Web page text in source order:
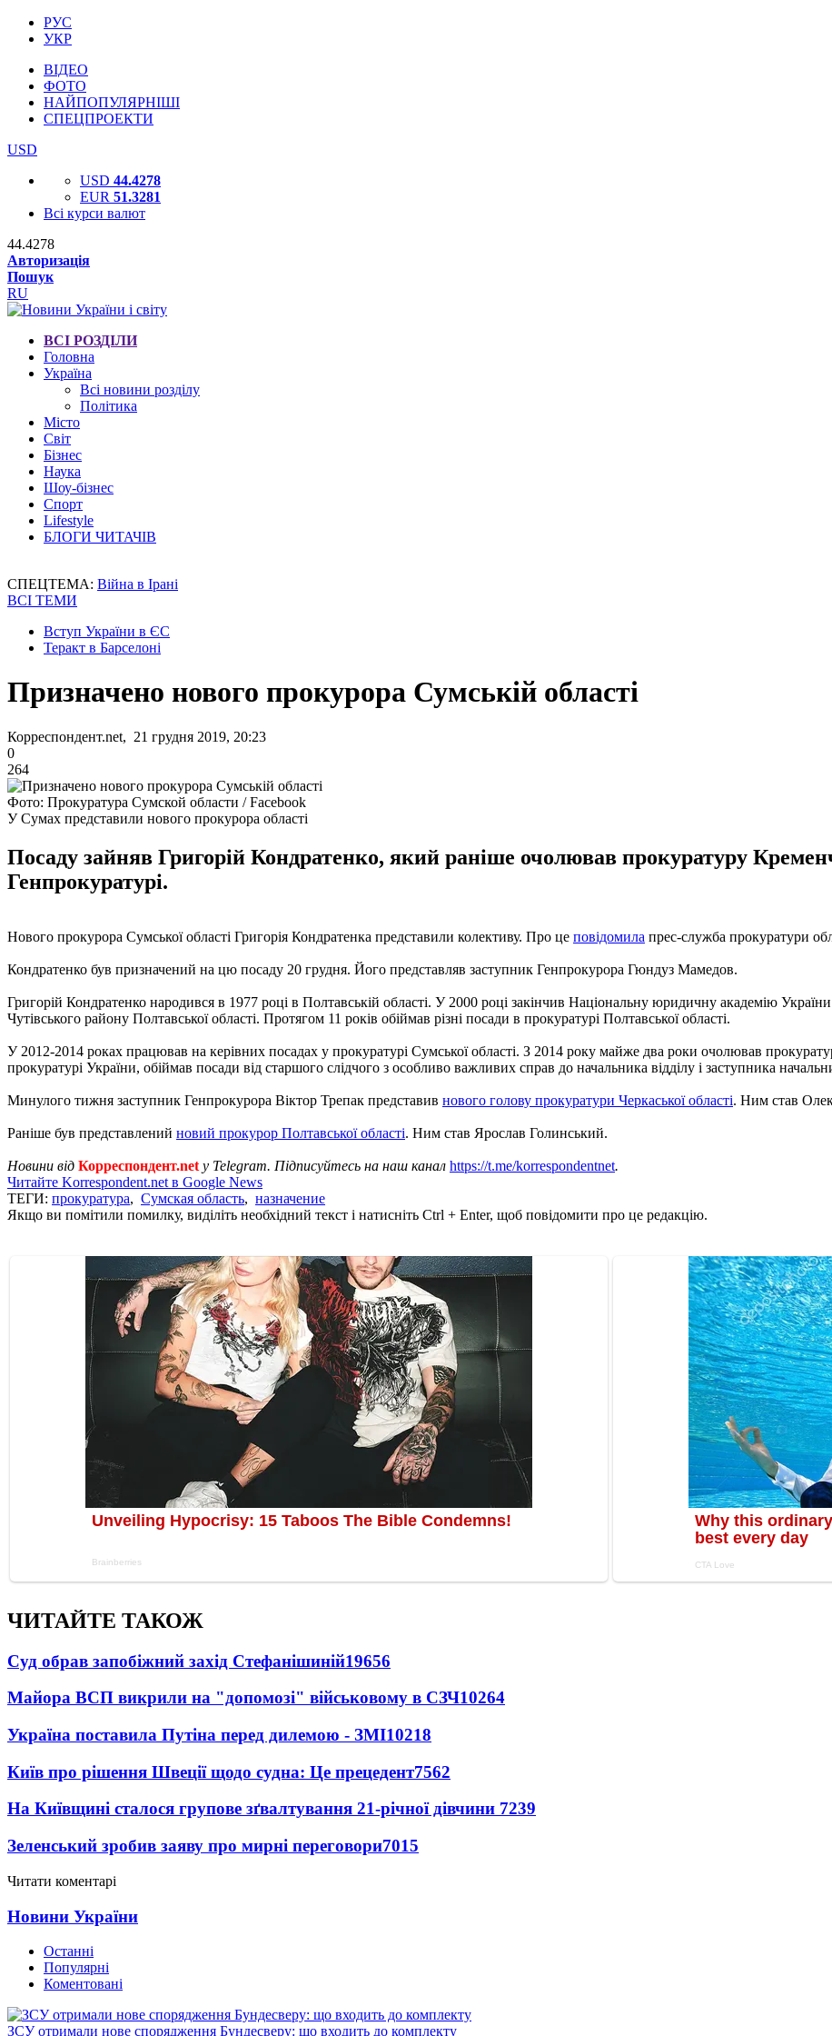
РУС
УКР
ВІДЕО
ФОТО
НАЙПОПУЛЯРНІШІ
СПЕЦПРОЕКТИ
USD
USD 44.4278
EUR 51.3281
Всі курси валют
44.4278
Авторизація
Пошук
RU
ВСІ РОЗДІЛИ
Головна
Україна
Всі новини розділу
Політика
Місто
Світ
Бізнес
Наука
Шоу-бізнес
Спорт
Lifestyle
БЛОГИ ЧИТАЧІВ
СПЕЦТЕМА: Війна в Ірані
ВСІ ТЕМИ
Вступ України в ЄС
Теракт в Барселоні
Призначено нового прокурора Сумській області
Корреспондент.net, 21 грудня 2019, 20:23
0
264
Фото: Прокуратура Сумской области / Facebook
У Сумах представили нового прокурора області
Посаду зайняв Григорій Кондратенко, який раніше очолював прокуратуру
Генпрокуратурі.
Нового прокурора Сумської області Григорія Кондратенка представили колективу. Про це повідомила прес-служба прокуратури
Кондратенко був призначений на цю посаду 20 грудня. Його представляв заступник Генпрокурора Гюндуз Мамедов.
Григорій Кондратенко народився в 1977 році в Полтавській області. У 2000 році закінчив Національну юридичну академію
Чутівського району Полтавської області. Протягом 11 років обіймав різні посади в прокуратурі Полтавської області.
У 2012-2014 роках працював на керівних посадах у прокуратурі Сумської області. З 2014 року майже два роки очолював
прокуратурі України, обіймав посади від старшого слідчого з особливо важливих справ до начальника відділу і заступника
Минулого тижня заступник Генпрокурора Віктор Трепак представив нового голову прокуратури Черкаської області. Ним став
Раніше був представлений новий прокурор Полтавської області. Ним став Ярослав Голинський.
Новини від Корреспондент.net у Telegram. Підписуйтесь на наш канал https://t.me/korrespondentnet.
Читайте Korrespondent.net в Google News
ТЕГИ: прокуратура, Сумская область, назначение
Якщо ви помітили помилку, виділіть необхідний текст і натисніть Ctrl + Enter, щоб повідомити про це редакцію.
ЧИТАЙТЕ ТАКОЖ
Суд обрав запобіжний захід Стефанішиній19656
Майора ВСП викрили на "допомозі" військовому в СЗЧ10264
Україна поставила Путіна перед дилемою - ЗМІ10218
Київ про рішення Швеції щодо судна: Це прецедент7562
На Київщині сталося групове зґвалтування 21-річної дівчини 7239
Зеленський зробив заяву про мирні переговори7015
Читати коментарі
Новини України
Останні
Популярні
Коментовані
ЗСУ отримали нове спорядження Бундесверу: що входить до комплекту